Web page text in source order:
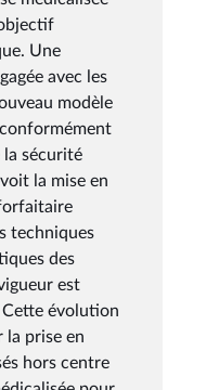
Une
avec les
modèle
la sécurité
la mise en
techniques
des
est
évolution
la prise en
hors centre